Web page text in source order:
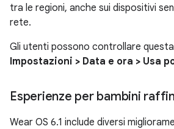
tra le regioni, anche sui dispositivi
rete.
Gli utenti possono controllare
Impostazioni > Data e ora > Usa
Esperienze per bambini
Wear OS 6.1 include diversi